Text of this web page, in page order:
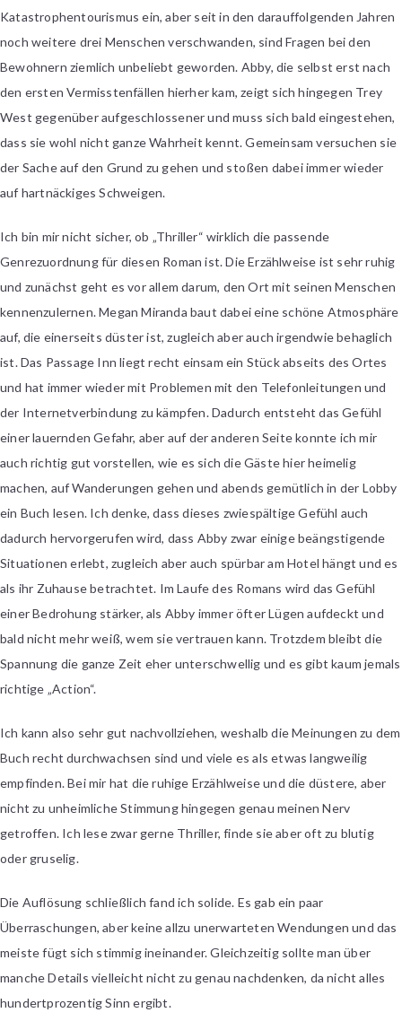
Katastrophentourismus ein, aber seit in den darauffolgenden Jahren
noch weitere drei Menschen verschwanden, sind Fragen bei den
Bewohnern ziemlich unbeliebt geworden. Abby, die selbst erst nach
den ersten Vermisstenfällen hierher kam, zeigt sich hingegen Trey
West gegenüber aufgeschlossener und muss sich bald eingestehen,
dass sie wohl nicht ganze Wahrheit kennt. Gemeinsam versuchen sie
der Sache auf den Grund zu gehen und stoßen dabei immer wieder
auf hartnäckiges Schweigen.
Ich bin mir nicht sicher, ob „Thriller“ wirklich die passende
Genrezuordnung für diesen Roman ist. Die Erzählweise ist sehr ruhig
und zunächst geht es vor allem darum, den Ort mit seinen Menschen
kennenzulernen. Megan Miranda baut dabei eine schöne Atmosphäre
auf, die einerseits düster ist, zugleich aber auch irgendwie behaglich
ist. Das Passage Inn liegt recht einsam ein Stück abseits des Ortes
und hat immer wieder mit Problemen mit den Telefonleitungen und
der Internetverbindung zu kämpfen. Dadurch entsteht das Gefühl
einer lauernden Gefahr, aber auf der anderen Seite konnte ich mir
auch richtig gut vorstellen, wie es sich die Gäste hier heimelig
machen, auf Wanderungen gehen und abends gemütlich in der Lobby
ein Buch lesen. Ich denke, dass dieses zwiespältige Gefühl auch
dadurch hervorgerufen wird, dass Abby zwar einige beängstigende
Situationen erlebt, zugleich aber auch spürbar am Hotel hängt und es
als ihr Zuhause betrachtet. Im Laufe des Romans wird das Gefühl
einer Bedrohung stärker, als Abby immer öfter Lügen aufdeckt und
bald nicht mehr weiß, wem sie vertrauen kann. Trotzdem bleibt die
Spannung die ganze Zeit eher unterschwellig und es gibt kaum jemals
richtige „Action“.
Ich kann also sehr gut nachvollziehen, weshalb die Meinungen zu dem
Buch recht durchwachsen sind und viele es als etwas langweilig
empfinden. Bei mir hat die ruhige Erzählweise und die düstere, aber
nicht zu unheimliche Stimmung hingegen genau meinen Nerv
getroffen. Ich lese zwar gerne Thriller, finde sie aber oft zu blutig
oder gruselig.
Die Auflösung schließlich fand ich solide. Es gab ein paar
Überraschungen, aber keine allzu unerwarteten Wendungen und das
meiste fügt sich stimmig ineinander. Gleichzeitig sollte man über
manche Details vielleicht nicht zu genau nachdenken, da nicht alles
hundertprozentig Sinn ergibt.